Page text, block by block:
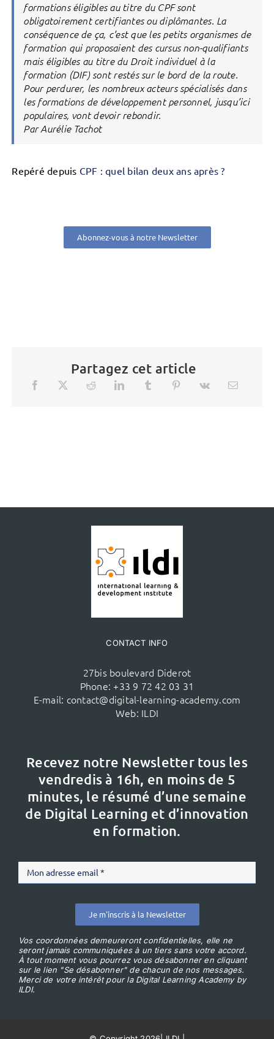
formations éligibles au titre du CPF sont
obligatoirement certifiantes ou diplômantes. La
conséquence de ça, c’est que les petits organismes de
formation qui proposaient des cursus non-qualifiants
mais éligibles au titre du Droit individuel à la
formation (DIF) sont restés sur le bord de la route.
Pour perdurer, les nombreux acteurs spécialisés dans
les formations de développement personnel, jusqu’ici
populaires, vont devoir rebondir.
Par Aurélie Tachot
Repéré depuis CPF : quel bilan deux ans après ?
Abonnez-vous à notre Newsletter
Partagez cet article
CONTACT INFO
27bis boulevard Diderot
Phone: +33 9 72 42 03 31
E-mail: contact@digital-learning-academy.com
Web: ILDI
Recevez notre Newsletter tous les
vendredis à 16h, en moins de 5
minutes, le résumé d’une semaine
de Digital Learning et d’innovation
en formation.
Je m'inscris à la Newsletter
Vos coordonnées demeureront confidentielles, elle ne
seront jamais communiquées à un tiers sans votre accord.
À tout moment vous pourrez vous désabonner en cliquant
sur le lien "Se désabonner" de chacun de nos messages.
Merci de votre intérêt pour la Digital Learning Academy by
ILDI.